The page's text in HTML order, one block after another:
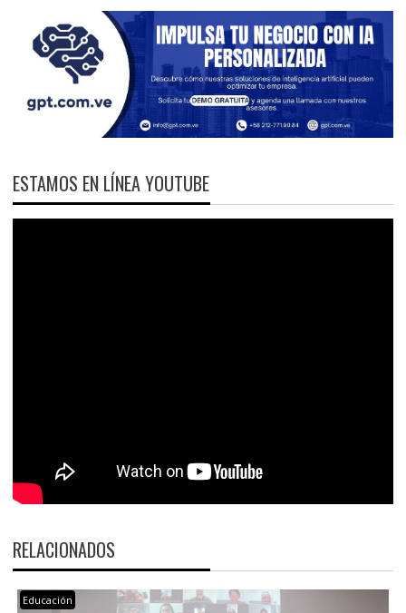
ESTAMOS EN LÍNEA YOUTUBE
RELACIONADOS
Educación